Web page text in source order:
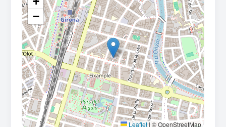
−
Leaflet|© OpenStreetMap